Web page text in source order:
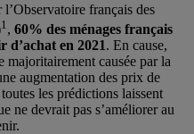
français des
1 , 60% des ménages français
d’achat en 2021. En cause,
majoritairement causée par la
augmentation des prix de
les prédictions laissent
ne devrait pas s’améliorer au